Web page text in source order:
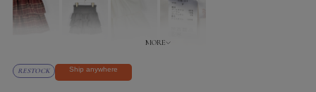
RESTOCK Ship anywhere